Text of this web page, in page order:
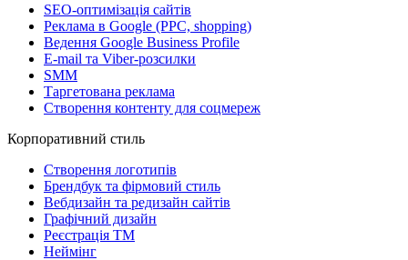
SEO-оптимізація сайтів
Реклама в Google (PPC, shopping)
Ведення Google Business Profile
E-mail та Viber-розсилки
SMM
Таргетована реклама
Створення контенту для соцмереж
Корпоративний стиль
Створення логотипів
Брендбук та фірмовий стиль
Вебдизайн та редизайн сайтів
Графічний дизайн
Реєстрація ТМ
Неймінг